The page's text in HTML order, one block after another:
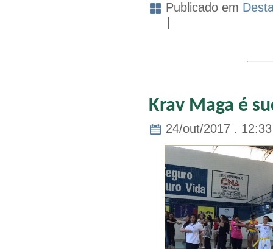
Publicado em
Krav Maga é
24/out/2017 . 12:33